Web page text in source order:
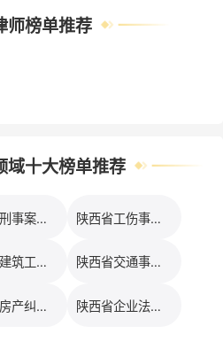
师榜单推荐
域十大榜单推荐
陕西省刑事案件律师排行榜 陕西省工伤事故律师排行榜
陕西省建筑工程律师排行榜 陕西省交通事故律师排行榜
陕西省房产纠纷律师排行榜 陕西省企业法务律师排行榜